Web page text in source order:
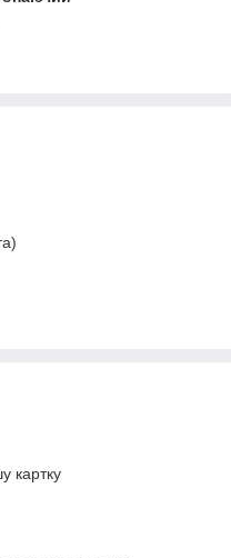
картку